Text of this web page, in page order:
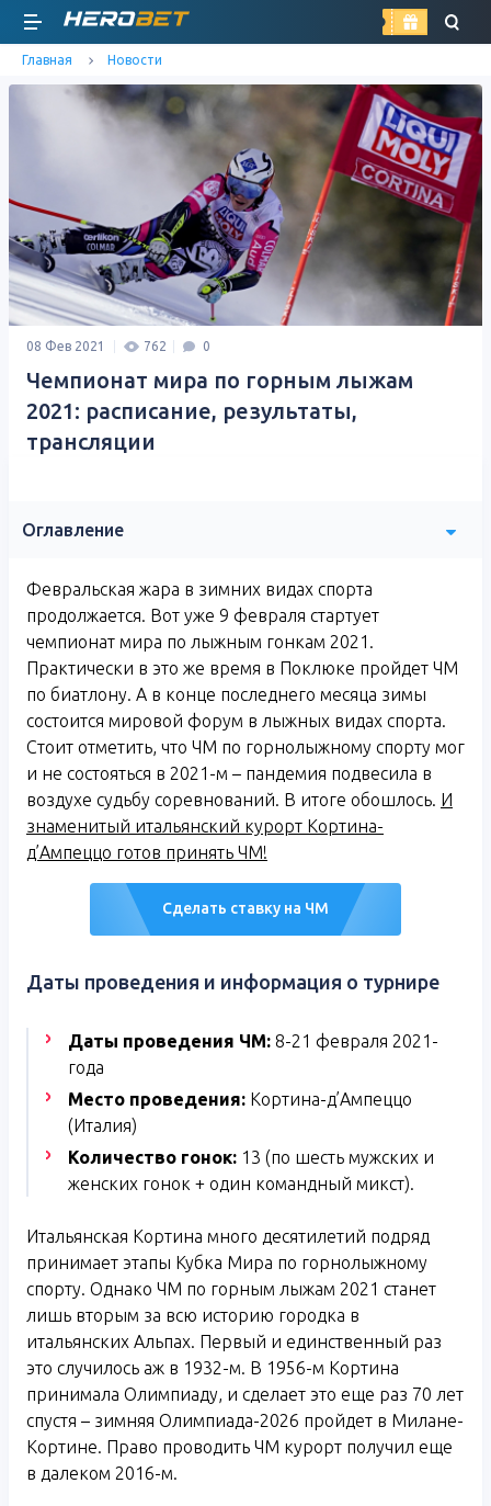
найти
Главная Новости
08 Фев 2021 762 0
Чемпионат мира по горным лыжам
2021: расписание, результаты,
трансляции
Оглавление
Февральская жара в зимних видах спорта
продолжается. Вот уже 9 февраля стартует
чемпионат мира по лыжным гонкам 2021.
Практически в это же время в Поклюке пройдет ЧМ
по биатлону. А в конце последнего месяца зимы
состоится мировой форум в лыжных видах спорта.
Стоит отметить, что ЧМ по горнолыжному спорту мог
и не состояться в 2021-м – пандемия подвесила в
воздухе судьбу соревнований. В итоге обошлось. И
знаменитый итальянский курорт Кортина-
д’Ампеццо готов принять ЧМ!
Сделать ставку на ЧМ
Даты проведения и информация о турнире
Даты проведения ЧМ: 8-21 февраля 2021-
года
Место проведения: Кортина-д’Ампеццо
(Италия)
Количество гонок: 13 (по шесть мужских и
женских гонок + один командный микст).
Итальянская Кортина много десятилетий подряд
принимает этапы Кубка Мира по горнолыжному
спорту. Однако ЧМ по горным лыжам 2021 станет
лишь вторым за всю историю городка в
итальянских Альпах. Первый и единственный раз
это случилось аж в 1932-м. В 1956-м Кортина
принимала Олимпиаду, и сделает это еще раз 70 лет
спустя – зимняя Олимпиада-2026 пройдет в Милане-
Кортине. Право проводить ЧМ курорт получил еще
в далеком 2016-м.